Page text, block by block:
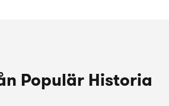
Populär Historia